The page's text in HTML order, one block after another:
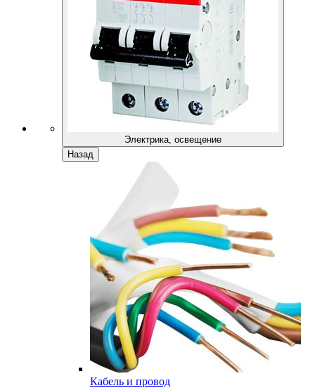
Электрика, освещение
Назад
Кабель и провод